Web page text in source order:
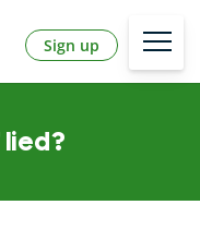
Sign up
lied?